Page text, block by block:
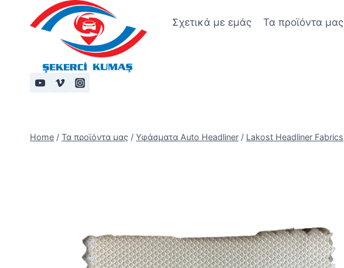
Σχετικά με εμάς Τα προϊόντα μας
Home / Τα προϊόντα μας / Υφάσματα Auto Headliner / Lakost Headliner Fabrics